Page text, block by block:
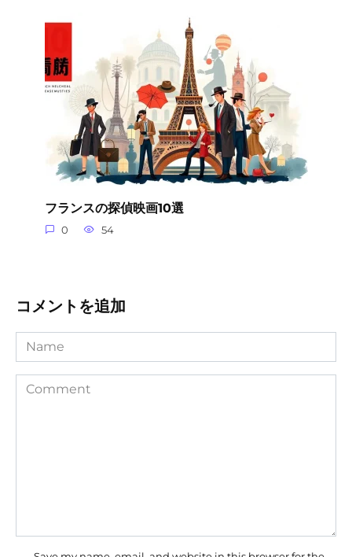
フランスの探偵映画10選
0 54
コメントを追加
Name
Comment